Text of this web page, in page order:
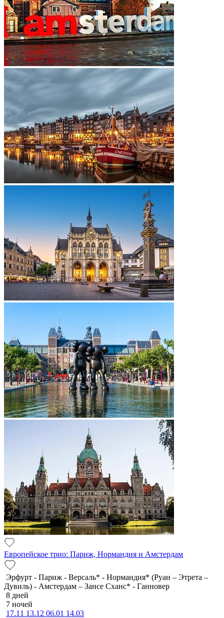
Европейское трио: Париж, Нормандия и Амстердам
Эрфурт - Париж - Версаль* - Нормандия* (Руан – Этрета –
Дувиль) - Амстердам – Зансе Сханс* - Ганновер
8 дней
7 ночей
17.11 13.12 06.01 14.03